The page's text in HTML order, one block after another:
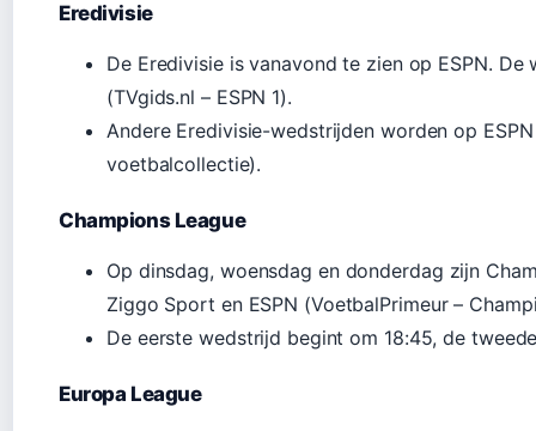
Eredivisie
De Eredivisie is vanavond te zien op ESPN.
(TVgids.nl – ESPN 1).
Andere Eredivisie-wedstrijden worden op
voetbalcollectie).
Champions League
Op dinsdag, woensdag en donderdag zijn
Ziggo Sport en ESPN (VoetbalPrimeur –
De eerste wedstrijd begint om 18:45, de
Europa League